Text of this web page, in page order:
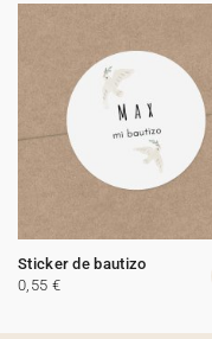
Sticker de bautizo
0,55 €